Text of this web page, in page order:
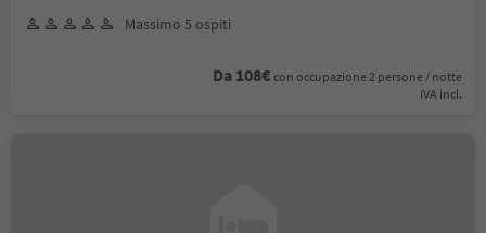
Massimo 5 ospiti
Da 108€ con occupazione 2 persone / notte
IVA incl.